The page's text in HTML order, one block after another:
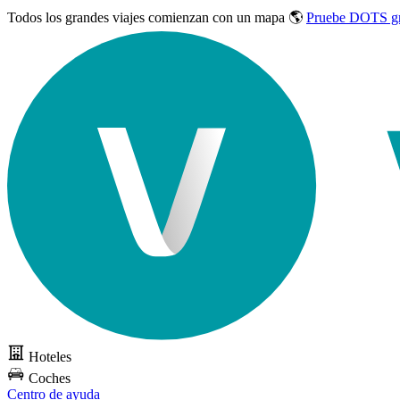
Todos los grandes viajes comienzan con un mapa 🌎 Pruebe DOTS
Hoteles
Coches
Centro de ayuda